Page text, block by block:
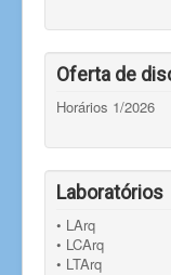
Oferta de
Horários 1/2026
Laboratórios
• LArq
• LCArq
• LTArq